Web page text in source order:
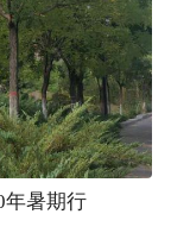
年暑期行